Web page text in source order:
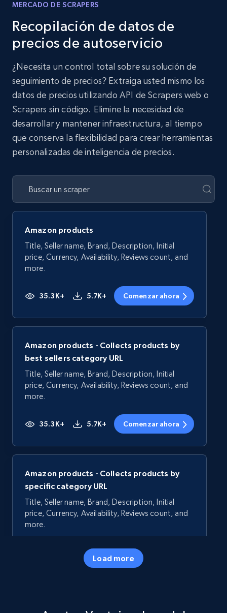
MERCADO DE SCRAPERS
Recopilación de datos de
precios de autoservicio
¿Necesita un control total sobre su solución de
seguimiento de precios? Extraiga usted mismo los
datos de precios utilizando API de Scrapers web o
Scrapers sin código. Elimine la necesidad de
desarrollar y mantener infraestructura, al tiempo
que conserva la flexibilidad para crear herramientas
personalizadas de inteligencia de precios.
Amazon products
Title, Seller name, Brand, Description, Initial
price, Currency, Availability, Reviews count, and
more.
35.3K+ 5.7K+ Comenzar ahora
Amazon products - Collects products by
best sellers category URL
Title, Seller name, Brand, Description, Initial
price, Currency, Availability, Reviews count, and
more.
35.3K+ 5.7K+ Comenzar ahora
Amazon products - Collects products by
specific category URL
Title, Seller name, Brand, Description, Initial
price, Currency, Availability, Reviews count, and
more.
5.7K+ Comenzar ahora
Load more